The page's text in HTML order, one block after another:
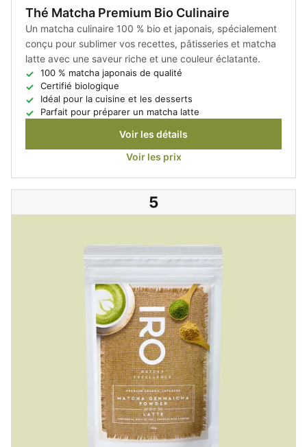
Thé Matcha Premium Bio Culinaire
Un matcha culinaire 100 % bio et japonais, spécialement
conçu pour sublimer vos recettes, pâtisseries et matcha
latte avec une saveur riche et une couleur éclatante.
100 % matcha japonais de qualité
Certifié biologique
Idéal pour la cuisine et les desserts
Parfait pour préparer un matcha latte
Voir les détails
Voir les prix
5